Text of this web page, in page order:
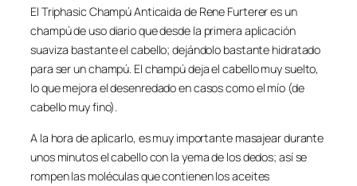
El Triphasic Champú Anticaida de Rene Furterer es un
champú de uso diario que desde la primera aplicación
suaviza bastante el cabello; dejándolo bastante hidratado
para ser un champú. El champú deja el cabello muy suelto,
lo que mejora el desenredado en casos como el mío (de
cabello muy fino).
A la hora de aplicarlo, es muy importante masajear durante
unos minutos el cabello con la yema de los dedos; así se
rompen las moléculas que contienen los aceites